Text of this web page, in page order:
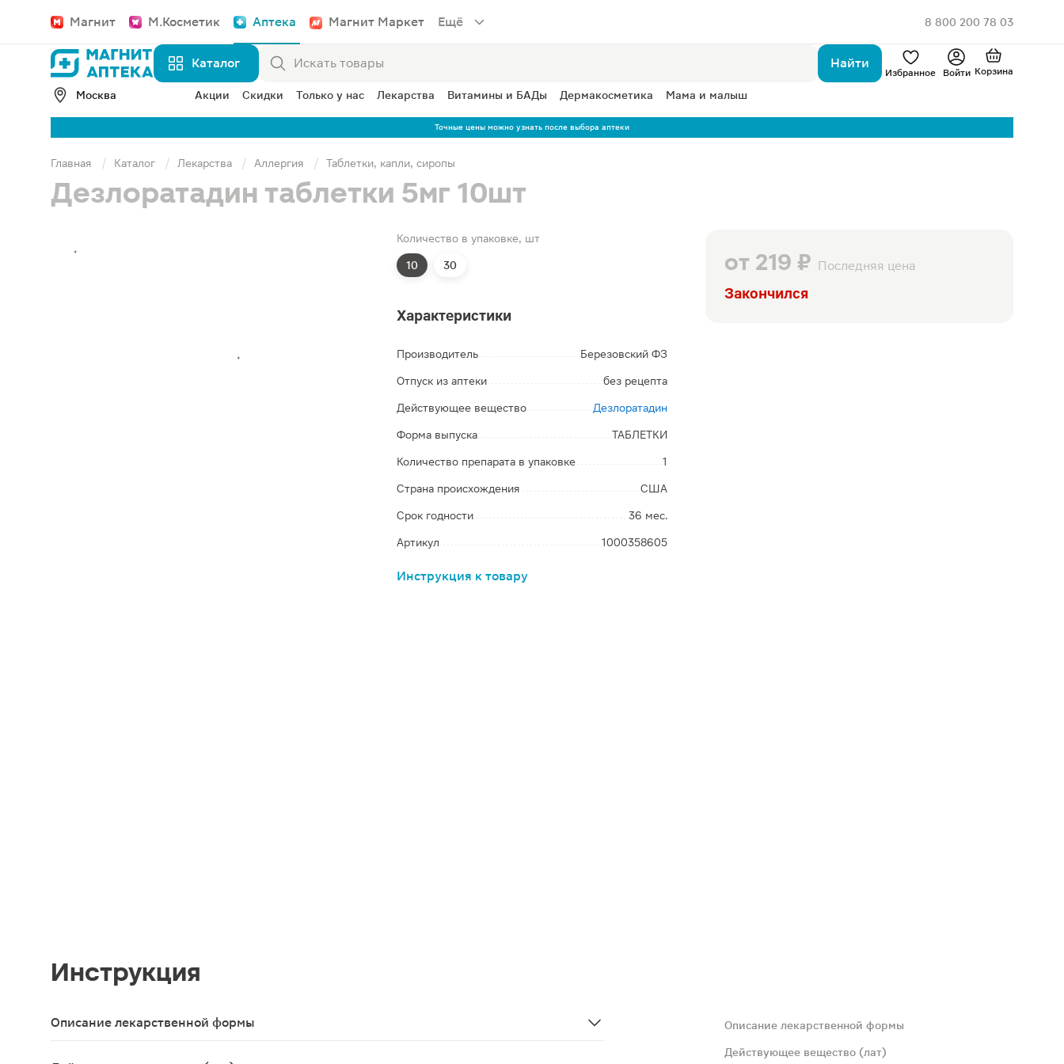
Магнит М.Косметик Аптека Магнит Маркет Ещё 8 800 200 78 03
Каталог Найти
Избранное Войти Корзина
Москва Акции Скидки Только у нас Лекарства Витамины и БАДы Дермакосметика Мама и малыш
Точные цены можно узнать после выбора аптеки
Главная Каталог Лекарства Аллергия Таблетки, капли, сиропы
Дезлоратадин таблетки 5мг 10шт
от 219 ₽ Последняя цена
Закончился
Количество в упаковке, шт
10 30
Характеристики
Производитель Березовский ФЗ
Отпуск из аптеки без рецепта
Действующее вещество Дезлоратадин
Форма выпуска ТАБЛЕТКИ
Количество препарата в упаковке 1
Страна происхождения США
Срок годности 36 мес.
Артикул 1000358605
Инструкция к товару
Инструкция
Описание лекарственной формы
Таблетки, покрытые пленочной оболочкой голубого цвета, круглые, двояковыпуклые; на поперечном разрезе таблетки видно ядро белого или почти белого
Описание лекарственной формы
Действующее вещество (лат)